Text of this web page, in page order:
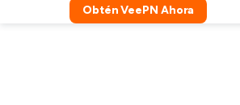
Obtén VeePN Ahora